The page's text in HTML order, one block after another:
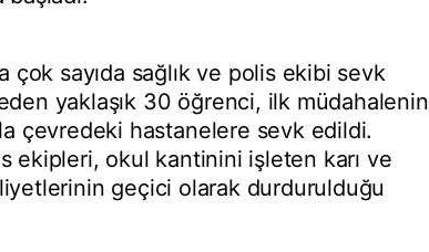
sayıda sağlık ve polis ekibi sevk
yaklaşık 30 öğrenci, ilk müdahalenin
çevredeki hastanelere sevk edildi.
ekipleri, okul kantinini işleten karı ve
geçici olarak durdurulduğu